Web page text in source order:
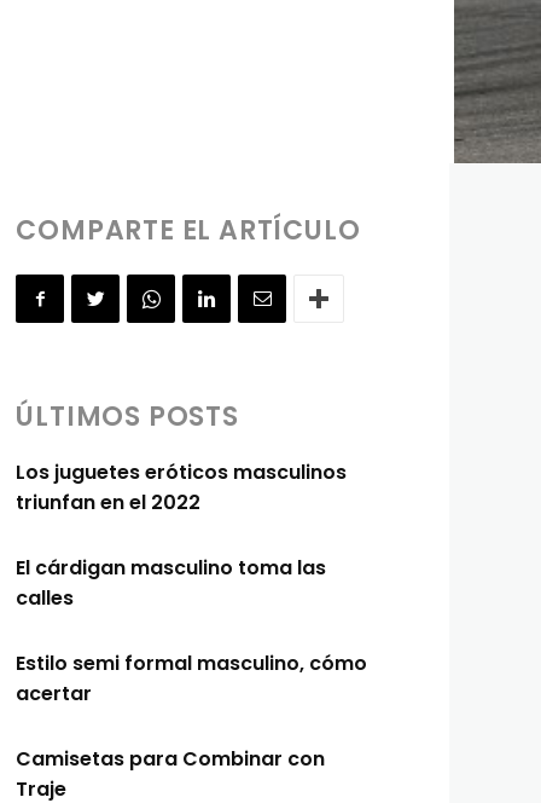
COMPARTE EL ARTÍCULO
ÚLTIMOS POSTS
Los juguetes eróticos masculinos
triunfan en el 2022
El cárdigan masculino toma las
calles
Estilo semi formal masculino, cómo
acertar
Camisetas para Combinar con
Traje